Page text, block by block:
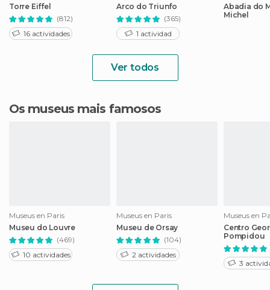
Torre Eiffel
(812)
16 actividades
Arco do Triunfo
(365)
1 actividad
Abadia do
Michel
Ver todos
Os museus mais famosos
Museus en Paris
Museu do Louvre
(469)
10 actividades
Museus en Paris
Museu de Orsay
(104)
2 actividades
Museus en
Centro
Pompidou
3